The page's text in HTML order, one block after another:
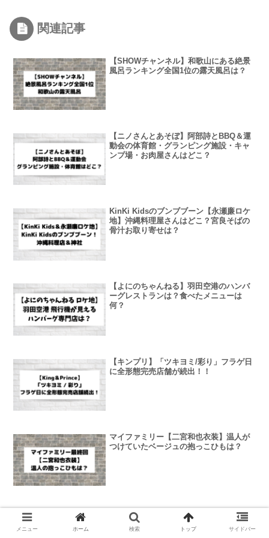
関連記事
【SHOWチャンネル】和歌山にある絶景
風呂ランキング全国1位の露天風呂は？
【ニノさんとあそぼ】阿部詩とBBQ＆運
動会の体育館・グランピング施設・キャ
ンプ場・お肉屋さんはどこ？
KinKi Kidsのブンブブーン【永瀬廉ロケ
地】沖縄料理屋さんはどこ？宮良そばの
骨汁お取り寄せは？
【よにのちゃんねる】羽田空港のハンバ
ーグレストランは？食べたメニューは
何？
【キンプリ】「ツキヨミ/彩り」フラゲ日
に全形態完売店舗が続出！！
マイファミリー【二宮和也衣装】温人が
つけていたベージュの抱っこひもは？
メニュー ホーム 検索 トップ サイドバー